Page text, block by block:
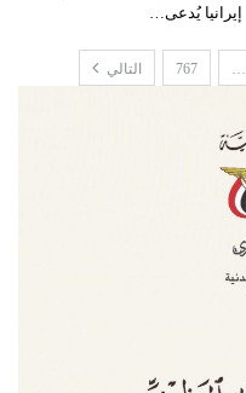
إيرانيا يُدعى…
…
767 التالي